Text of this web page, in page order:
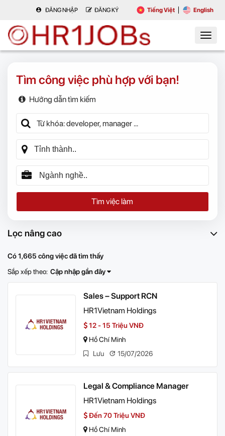
ĐĂNG NHẬP ĐĂNG KÝ Tiếng Việt English
Tìm công việc phù hợp với bạn!
Hướng dẫn tìm kiếm
Tìm việc làm
Lọc nâng cao
Có 1,665 công việc đã tìm thấy
Sắp xếp theo: Cập nhập gần đây
Sales – Support RCN
HR1Vietnam Holdings
12 - 15 Triệu VNĐ
Hồ Chí Minh
Lưu
15/07/2026
Legal & Compliance Manager
HR1Vietnam Holdings
Đến 70 Triệu VNĐ
Hồ Chí Minh